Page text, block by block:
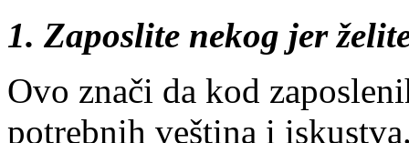
1. Zaposlite nekog jer
Ovo znači da kod
potrebnih veština i